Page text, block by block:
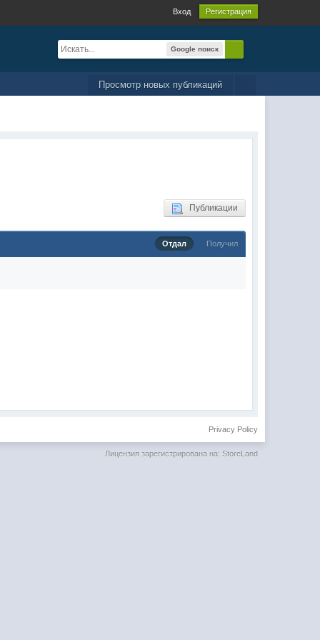
Вход Регистрация
Google поиск
Просмотр новых публикаций
Публикации
Отдал Получил
Privacy Policy
Лицензия зарегистрирована на: StoreLand